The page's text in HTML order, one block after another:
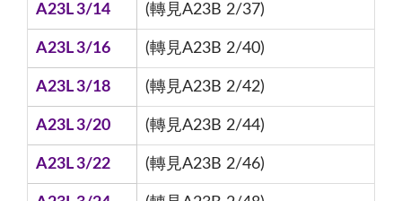
A23L 3/14 (轉見A23B 2/37)
A23L 3/16 (轉見A23B 2/40)
A23L 3/18 (轉見A23B 2/42)
A23L 3/20 (轉見A23B 2/44)
A23L 3/22 (轉見A23B 2/46)